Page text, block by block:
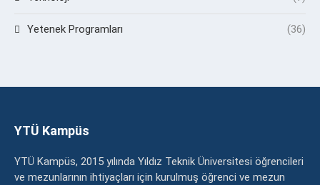
Yetenek Programları (36)
YTÜ Kampüs
YTÜ Kampüs, 2015 yılında Yıldız Teknik Üniversitesi öğrencileri
ve mezunlarının ihtiyaçları için kurulmuş öğrenci ve mezun